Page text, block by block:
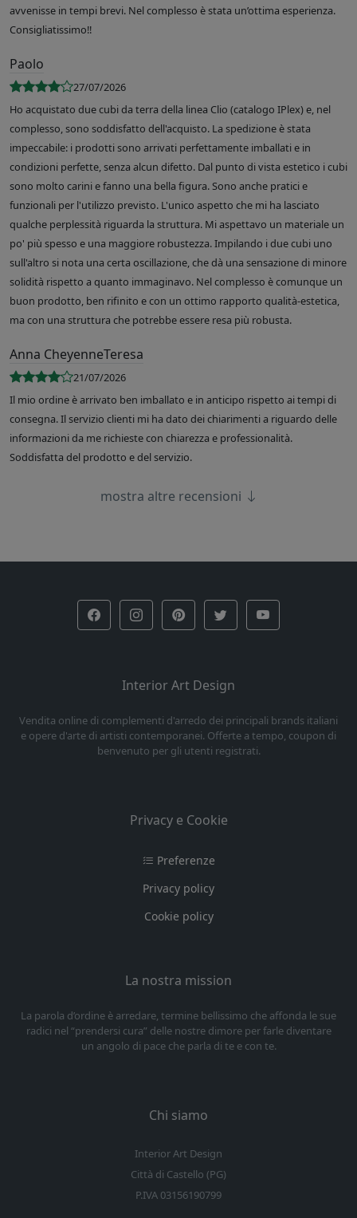
avvenisse in tempi brevi. Nel complesso è stata un’ottima esperienza.
Consigliatissimo!!
Paolo
27/07/2026
Ho acquistato due cubi da terra della linea Clio (catalogo IPlex) e, nel
complesso, sono soddisfatto dell'acquisto. La spedizione è stata
impeccabile: i prodotti sono arrivati perfettamente imballati e in
condizioni perfette, senza alcun difetto. Dal punto di vista estetico i cubi
sono molto carini e fanno una bella figura. Sono anche pratici e
funzionali per l'utilizzo previsto. L'unico aspetto che mi ha lasciato
qualche perplessità riguarda la struttura. Mi aspettavo un materiale un
po' più spesso e una maggiore robustezza. Impilando i due cubi uno
sull'altro si nota una certa oscillazione, che dà una sensazione di minore
solidità rispetto a quanto immaginavo. Nel complesso è comunque un
buon prodotto, ben rifinito e con un ottimo rapporto qualità-estetica,
ma con una struttura che potrebbe essere resa più robusta.
Anna CheyenneTeresa
21/07/2026
Il mio ordine è arrivato ben imballato e in anticipo rispetto ai tempi di
consegna. Il servizio clienti mi ha dato dei chiarimenti a riguardo delle
informazioni da me richieste con chiarezza e professionalità.
Soddisfatta del prodotto e del servizio.
mostra altre recensioni
Interior Art Design
Vendita online di complementi d'arredo dei principali brands italiani
e opere d'arte di artisti contemporanei. Offerte a tempo, coupon di
benvenuto per gli utenti registrati.
Privacy e Cookie
Preferenze
Privacy policy
Cookie policy
La nostra mission
La parola d’ordine è arredare, termine bellissimo che affonda le sue
radici nel “prendersi cura” delle nostre dimore per farle diventare
un angolo di pace che parla di te e con te.
Chi siamo
Interior Art Design
Città di Castello (PG)
P.IVA 03156190799